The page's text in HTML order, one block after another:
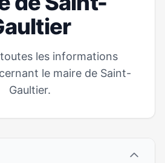
les informations
le maire de Saint-
Gaultier.